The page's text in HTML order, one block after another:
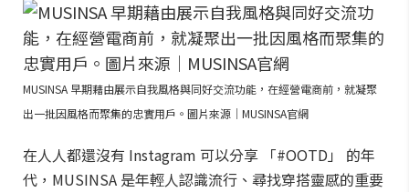
MUSINSA 早期藉由展示自我風格與同好交流功能，在經營電商前，就凝聚
出一批因風格而聚集的忠實用戶。圖片來源｜MUSINSA官網
在人人都還沒有 Instagram 可以分享 「#OOTD」 的年
代，MUSINSA 是年輕人認識流行、尋找穿搭靈感的重要